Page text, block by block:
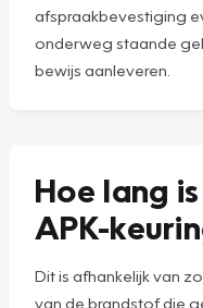
afspraakbevestiging
onderweg staande
bewijs aanleveren.
Hoe lang
APK-
Dit is afhankelijk van
van de brandstof die